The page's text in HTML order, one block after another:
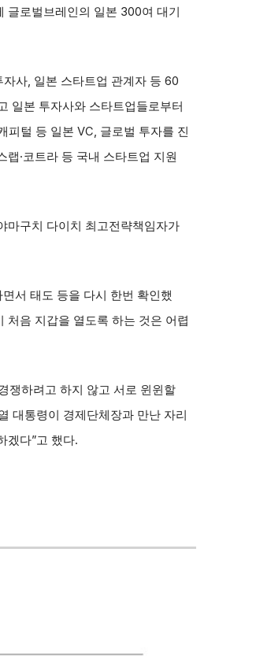
글로벌브레인의 일본 300여 대기
사, 일본 스타트업 관계자 등 60
일본 투자사와 스타트업들로부터
피털 등 일본 VC, 글로벌 투자를 진
·코트라 등 국내 스타트업 지원
마구치 다이치 최고전략책임자가
서 태도 등을 다시 한번 확인했
처음 지갑을 열도록 하는 것은 어렵
쟁하려고 하지 않고 서로 윈윈할
대통령이 경제단체장과 만난 자리
겠다”고 했다.